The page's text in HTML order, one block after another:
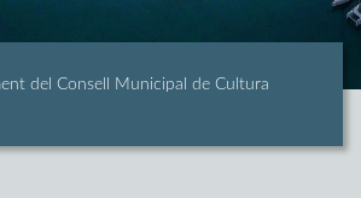
del Consell Municipal de Cultura